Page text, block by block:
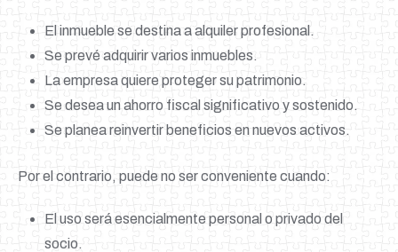
El inmueble se destina a alquiler profesional.
Se prevé adquirir varios inmuebles.
La empresa quiere proteger su patrimonio.
Se desea un ahorro fiscal significativo y sostenido.
Se planea reinvertir beneficios en nuevos activos.
Por el contrario, puede no ser conveniente cuando:
El uso será esencialmente personal o privado del
socio.